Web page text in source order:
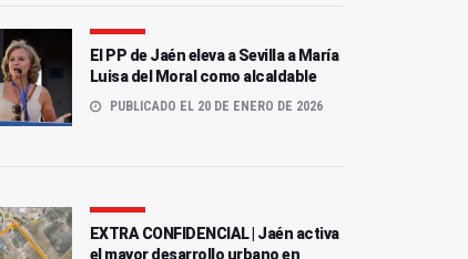
El PP de Jaén eleva a Sevilla a María
Luisa del Moral como alcaldable
PUBLICADO EL 20 DE ENERO DE 2026
EXTRA CONFIDENCIAL | Jaén activa
el mayor desarrollo urbano en